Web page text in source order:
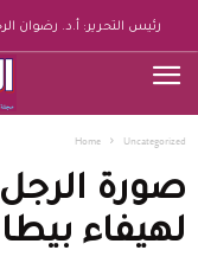
رئيس التحرير: أ.د. رضوان
Home Uncategorized
صورة
لهيفاء